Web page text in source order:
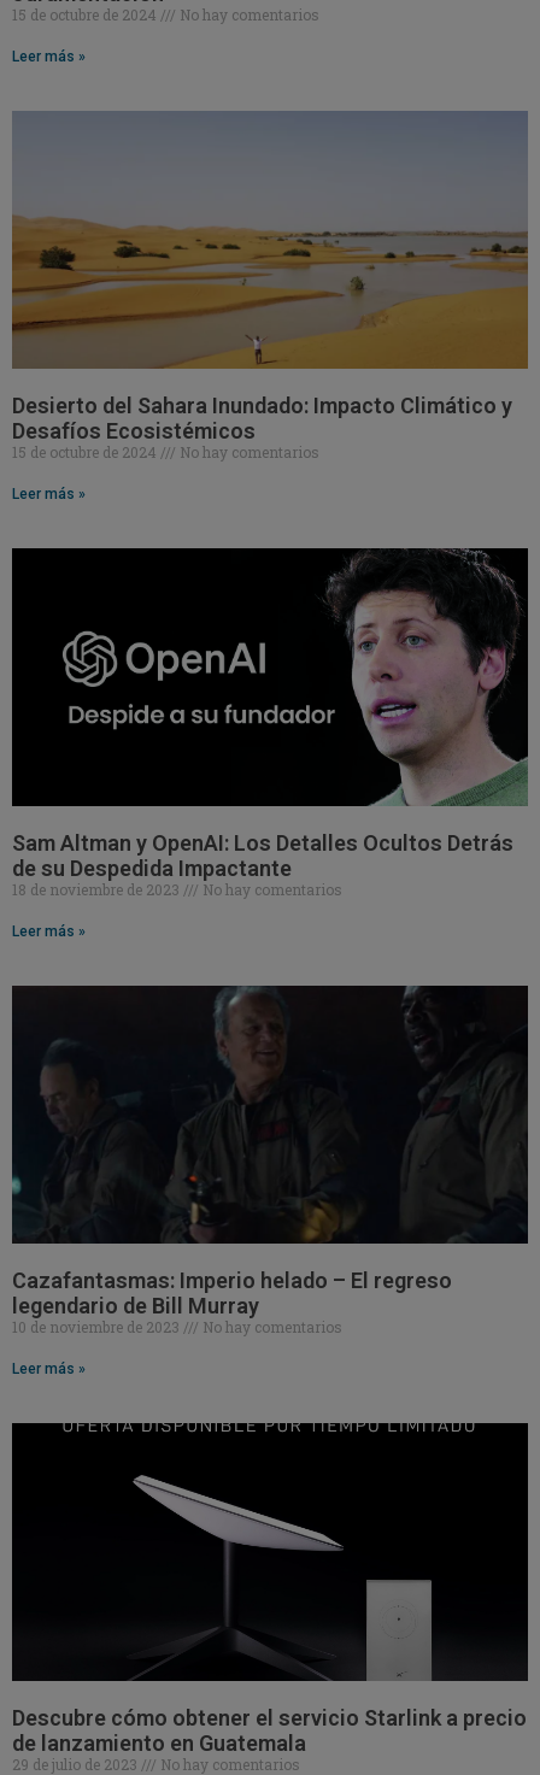
15 de octubre de 2024 No hay comentarios
Leer más »
Desierto del Sahara Inundado: Impacto Climático y
Desafíos Ecosistémicos
15 de octubre de 2024 No hay comentarios
Leer más »
Sam Altman y OpenAI: Los Detalles Ocultos Detrás
de su Despedida Impactante
18 de noviembre de 2023 No hay comentarios
Leer más »
Cazafantasmas: Imperio helado – El regreso
legendario de Bill Murray
10 de noviembre de 2023 No hay comentarios
Leer más »
Descubre cómo obtener el servicio Starlink a precio
de lanzamiento en Guatemala
29 de julio de 2023 No hay comentarios